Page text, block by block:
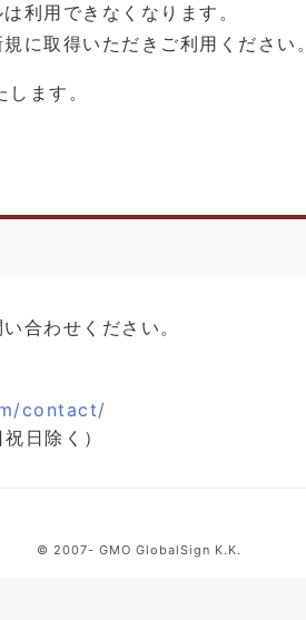
利用できなくなります。
に取得いただきご利用ください。
ます。
合わせください。
contact/
日除く）
© 2007- GMO GlobalSign K.K.